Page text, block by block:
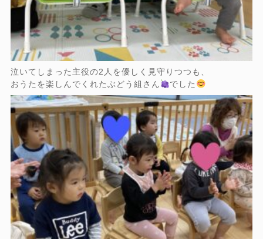
泣いてしまった主役の2人を優しく見守りつつも、
おうたを楽しんでくれたぶどう組さん
でした